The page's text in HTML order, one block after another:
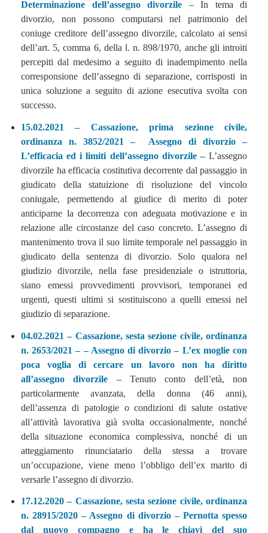
Determinazione dell’assegno divorzile – In tema di
divorzio, non possono computarsi nel patrimonio del
coniuge creditore dell’assegno divorzile, calcolato ai sensi
dell’art. 5, comma 6, della l. n. 898/1970, anche gli introiti
percepiti dal medesimo a seguito di inadempimento nella
corresponsione dell’assegno di separazione, corrisposti in
unica soluzione a seguito di azione esecutiva svolta con
successo.
15.02.2021 – Cassazione, prima sezione civile,
ordinanza n. 3852/2021 – Assegno di divorzio –
L’efficacia ed i limiti dell’assegno divorzile –L’assegno
divorzile ha efficacia costitutiva decorrente dal passaggio in
giudicato della statuizione di risoluzione del vincolo
coniugale, permettendo al giudice di merito di poter
anticiparne la decorrenza con adeguata motivazione e in
relazione alle circostanze del caso concreto. L’assegno di
mantenimento trova il suo limite temporale nel passaggio in
giudicato della sentenza di divorzio. Solo qualora nel
giudizio divorzile, nella fase presidenziale o istruttoria,
siano emessi provvedimenti provvisori, temporanei ed
urgenti, questi ultimi si sostituiscono a quelli emessi nel
giudizio di separazione.
04.02.2021 – Cassazione, sesta sezione civile, ordinanza
n. 2653/2021 – – Assegno di divorzio – L’ex moglie con
poca voglia di cercare un lavoro non ha diritto
all’assegno divorzile –Tenuto conto dell’età, non
particolarmente avanzata, della donna (46 anni),
dell’assenza di patologie o condizioni di salute ostative
all’attività lavorativa già svolta occasionalmente, nonché
della situazione economica complessiva, nonché di un
atteggiamento rinunciatario della stessa a trovare
un’occupazione, viene meno l’obbligo dell’ex marito di
versarle l’assegno di divorzio.
17.12.2020 – Cassazione, sesta sezione civile, ordinanza
n. 28915/2020 – Assegno di divorzio – Pernotta spesso
dal nuovo compagno e ha le chiavi del suo